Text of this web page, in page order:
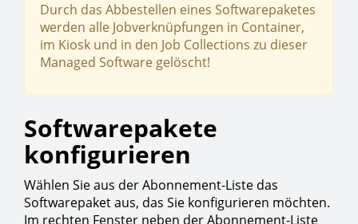
Durch das Abbestellen eines Softwarepaketes
werden alle Jobverknüpfungen in Container,
im Kiosk und in den Job Collections zu dieser
Managed Software gelöscht!
Softwarepakete
konfigurieren
Wählen Sie aus der Abonnement-Liste das
Softwarepaket aus, das Sie konfigurieren möchten.
Im rechten Fenster neben der Abonnement-Liste